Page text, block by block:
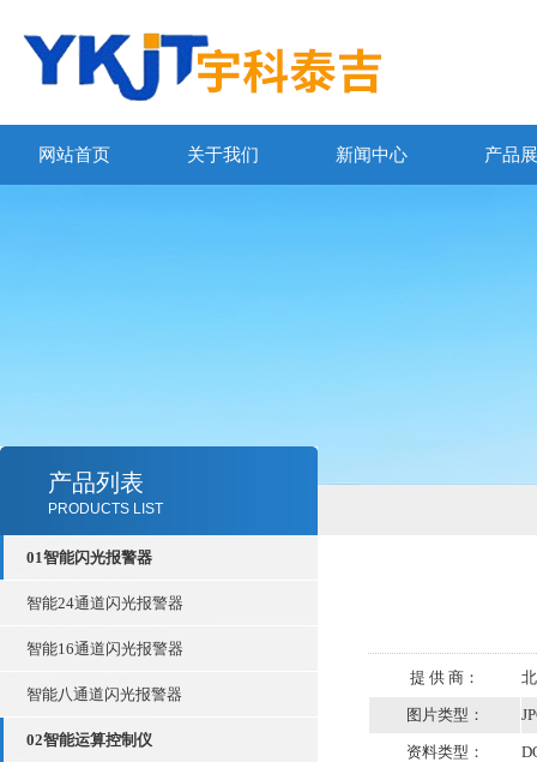
网站首页 关于我们 新闻中心 产品
产品列表
PRODUCTS LIST
01智能闪光报警器
智能24通道闪光报警器
智能16通道闪光报警器
智能八通道闪光报警器
02智能运算控制仪
提 供 商：
图片类型：
资料类型：